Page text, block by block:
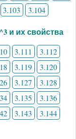
3.103 3.104
и их свойства
3.111
3.112
3.119
3.120
3.127
3.128
3.135
3.136
3.143 3.144